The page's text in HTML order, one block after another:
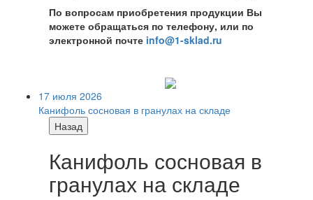
По вопросам приобретения продукции Вы
можете обращаться по телефону, или по
электронной почте info@1-sklad.ru
17 июля 2026
Канифоль сосновая в гранулах на складе
Назад
Канифоль сосновая в
гранулах на складе